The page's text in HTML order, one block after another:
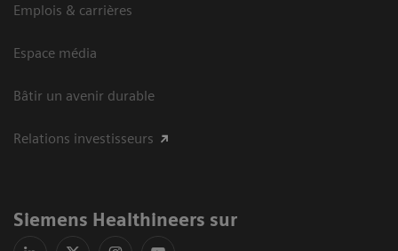
Emplois & carrières
Espace média
Bâtir un avenir durable
Relations investisseurs
Siemens Healthineers sur